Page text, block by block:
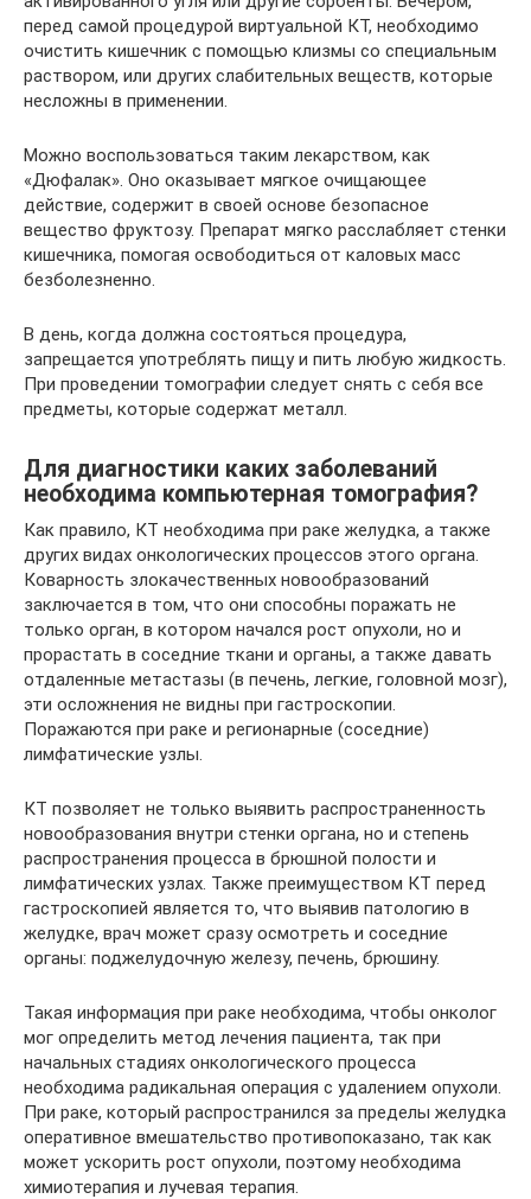
перед самой процедурой виртуальной КТ, необходимо
очистить кишечник с помощью клизмы со специальным
раствором, или других слабительных веществ, которые
несложны в применении.
Можно воспользоваться таким лекарством, как
«Дюфалак». Оно оказывает мягкое очищающее
действие, содержит в своей основе безопасное
вещество фруктозу. Препарат мягко расслабляет стенки
кишечника, помогая освободиться от каловых масс
безболезненно.
В день, когда должна состояться процедура,
запрещается употреблять пищу и пить любую жидкость.
При проведении томографии следует снять с себя все
предметы, которые содержат металл.
Для диагностики каких заболеваний
необходима компьютерная томография?
Как правило, КТ необходима при раке желудка, а также
других видах онкологических процессов этого органа.
Коварность злокачественных новообразований
заключается в том, что они способны поражать не
только орган, в котором начался рост опухоли, но и
прорастать в соседние ткани и органы, а также давать
отдаленные метастазы (в печень, легкие, головной мозг),
эти осложнения не видны при гастроскопии.
Поражаются при раке и регионарные (соседние)
лимфатические узлы.
КТ позволяет не только выявить распространенность
новообразования внутри стенки органа, но и степень
распространения процесса в брюшной полости и
лимфатических узлах. Также преимуществом КТ перед
гастроскопией является то, что выявив патологию в
желудке, врач может сразу осмотреть и соседние
органы: поджелудочную железу, печень, брюшину.
Такая информация при раке необходима, чтобы онколог
мог определить метод лечения пациента, так при
начальных стадиях онкологического процесса
необходима радикальная операция с удалением опухоли.
При раке, который распространился за пределы желудка
оперативное вмешательство противопоказано, так как
может ускорить рост опухоли, поэтому необходима
химиотерапия и лучевая терапия.